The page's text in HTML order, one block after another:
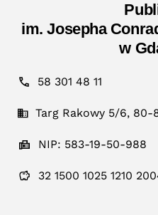
im. Josepha
w
58 301 48 11
Targ Rakowy 5/6, 80-
NIP: 583-19-50-988
32 1500 1025 1210